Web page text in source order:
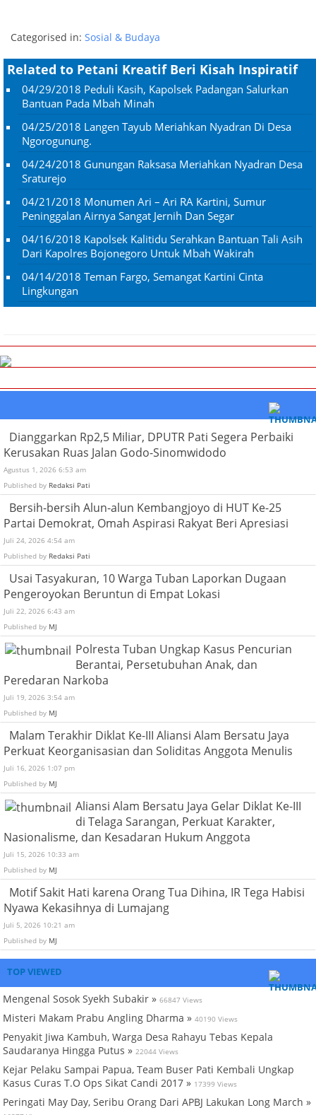
Categorised in: Sosial & Budaya
Related to Petani Kreatif Beri Kisah Inspiratif
04/29/2018 Peduli Kasih, Kapolsek Padangan Salurkan
Bantuan Pada Mbah Minah
04/25/2018 Langen Tayub Meriahkan Nyadran Di Desa
Ngorogunung.
04/24/2018 Gunungan Raksasa Meriahkan Nyadran Desa
Sraturejo
04/21/2018 Monumen Ari – Ari RA Kartini, Sumur
Peninggalan Airnya Sangat Jernih Dan Segar
04/16/2018 Kapolsek Kalitidu Serahkan Bantuan Tali Asih
Dari Kapolres Bojonegoro Untuk Mbah Wakirah
04/14/2018 Teman Fargo, Semangat Kartini Cinta
Lingkungan
Dianggarkan Rp2,5 Miliar, DPUTR Pati Segera Perbaiki
Kerusakan Ruas Jalan Godo-Sinomwidodo
Agustus 1, 2026 6:53 am
Published by Redaksi Pati
Bersih-bersih Alun-alun Kembangjoyo di HUT Ke-25
Partai Demokrat, Omah Aspirasi Rakyat Beri Apresiasi
Juli 24, 2026 4:54 am
Published by Redaksi Pati
Usai Tasyakuran, 10 Warga Tuban Laporkan Dugaan
Pengeroyokan Beruntun di Empat Lokasi
Juli 22, 2026 6:43 am
Published by MJ
Polresta Tuban Ungkap Kasus Pencurian
Berantai, Persetubuhan Anak, dan
Peredaran Narkoba
Juli 19, 2026 3:54 am
Published by MJ
Malam Terakhir Diklat Ke-III Aliansi Alam Bersatu Jaya
Perkuat Keorganisasian dan Soliditas Anggota Menulis
Juli 16, 2026 1:07 pm
Published by MJ
Aliansi Alam Bersatu Jaya Gelar Diklat Ke-III
di Telaga Sarangan, Perkuat Karakter,
Nasionalisme, dan Kesadaran Hukum Anggota
Juli 15, 2026 10:33 am
Published by MJ
Motif Sakit Hati karena Orang Tua Dihina, IR Tega Habisi
Nyawa Kekasihnya di Lumajang
Juli 5, 2026 10:21 am
Published by MJ
TOP VIEWED
Mengenal Sosok Syekh Subakir » 66847 Views
Misteri Makam Prabu Angling Dharma » 40190 Views
Penyakit Jiwa Kambuh, Warga Desa Rahayu Tebas Kepala
Saudaranya Hingga Putus » 22044 Views
Kejar Pelaku Sampai Papua, Team Buser Pati Kembali Ungkap
Kasus Curas T.O Ops Sikat Candi 2017 » 17399 Views
Peringati May Day, Seribu Orang Dari APBJ Lakukan Long March »